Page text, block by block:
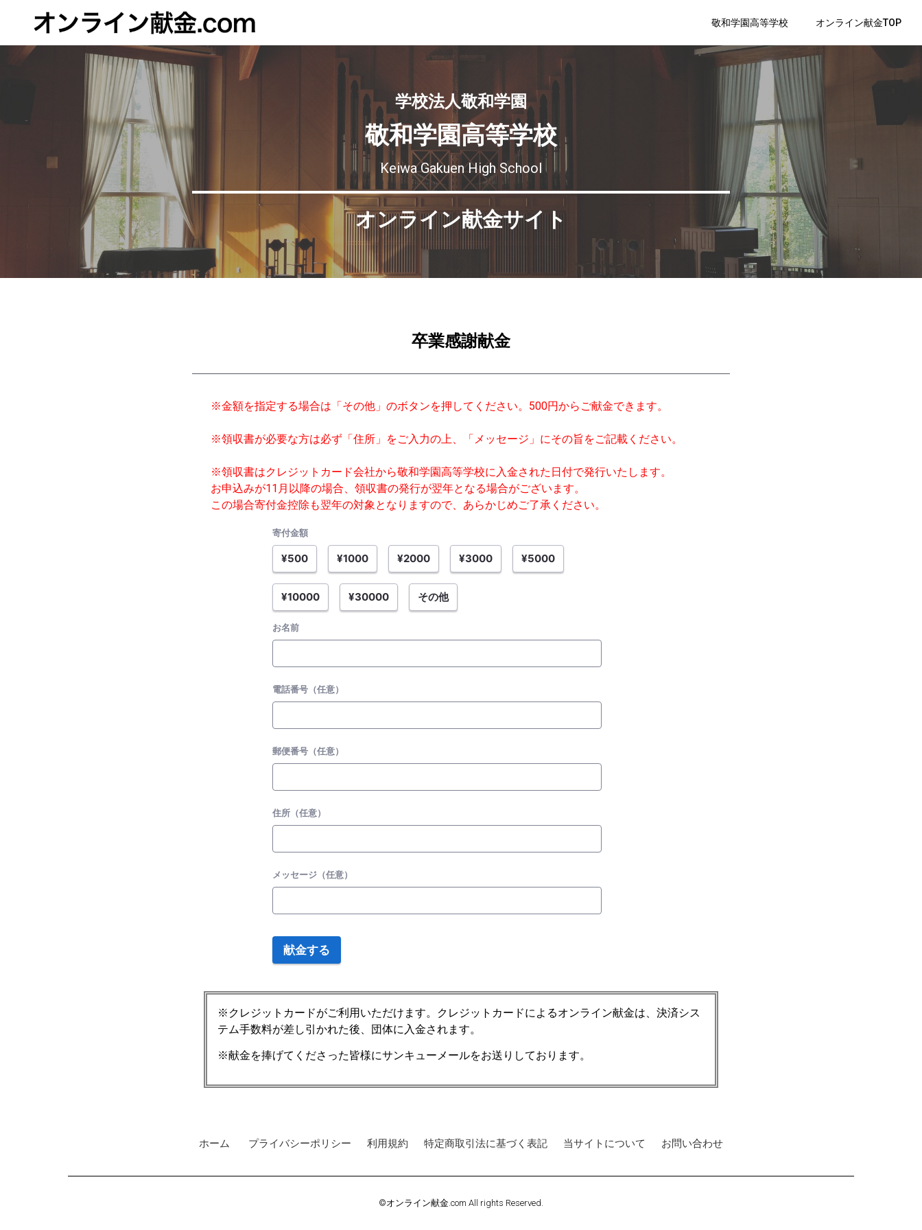
敬和学園高等学校 オンライン献金TOP
学校法人敬和学園
敬和学園高等学校
Keiwa Gakuen High School
オンライン献金サイト
卒業感謝献金
※金額を指定する場合は「その他」のボタンを押してください。500円からご献金できます。
※領収書が必要な方は必ず「住所」をご入力の上、「メッセージ」にその旨をご記載ください。
※領収書はクレジットカード会社から敬和学園高等学校に入金された日付で発行いたします。
お申込みが11月以降の場合、領収書の発行が翌年となる場合がございます。
この場合寄付金控除も翌年の対象となりますので、あらかじめご了承ください。
寄付金額
¥500 ¥1000 ¥2000 ¥3000 ¥5000
¥10000 ¥30000 その他
お名前
電話番号（任意）
郵便番号（任意）
住所（任意）
メッセージ（任意）
献金する
※クレジットカードがご利用いただけます。クレジットカードによるオンライン献金は、決済シス
テム手数料が差し引かれた後、団体に入金されます。
※献金を捧げてくださった皆様にサンキューメールをお送りしております。
ホーム プライバシーポリシー 利用規約 特定商取引法に基づく表記 当サイトについて お問い合わせ
©オンライン献金.com All rights Reserved.